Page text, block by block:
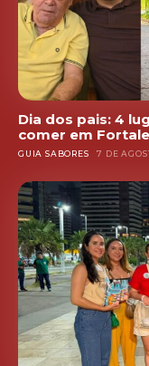
Dia dos pais: 4
comer em
GUIA SABORES 7 DE